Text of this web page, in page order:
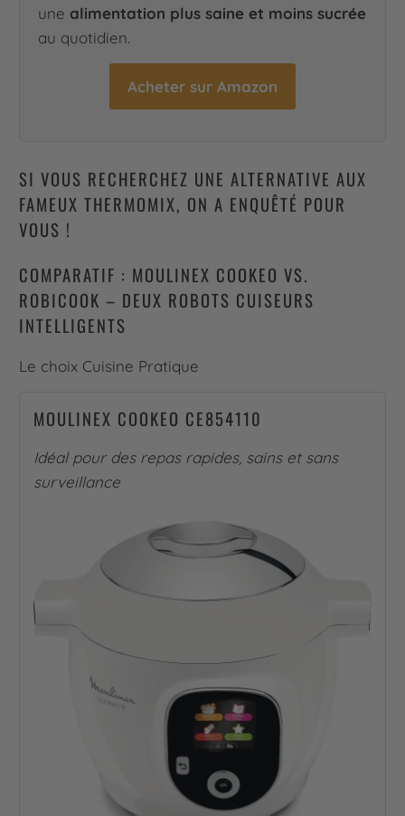
une alimentation plus saine et moins sucrée
au quotidien.
Acheter sur Amazon
SI VOUS RECHERCHEZ UNE ALTERNATIVE AUX
FAMEUX THERMOMIX, ON A ENQUÊTÉ POUR
VOUS !
COMPARATIF : MOULINEX COOKEO VS.
ROBICOOK – DEUX ROBOTS CUISEURS
INTELLIGENTS
Le choix Cuisine Pratique
MOULINEX COOKEO CE854110
Idéal pour des repas rapides, sains et sans
surveillance